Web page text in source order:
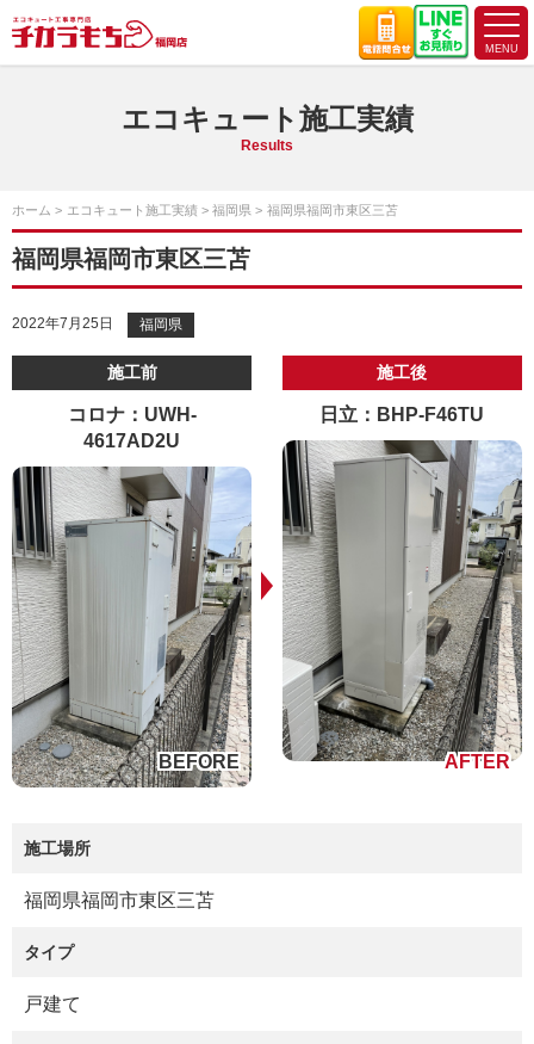
エコキュート施工実績
Results
ホーム エコキュート施工実績 福岡県 福岡県福岡市東区三苫
福岡県福岡市東区三苫
2022年7月25日 福岡県
施工前
コロナ：UWH-
4617AD2U
施工後
日立：BHP-F46TU
施工場所
福岡県福岡市東区三苫
タイプ
戸建て